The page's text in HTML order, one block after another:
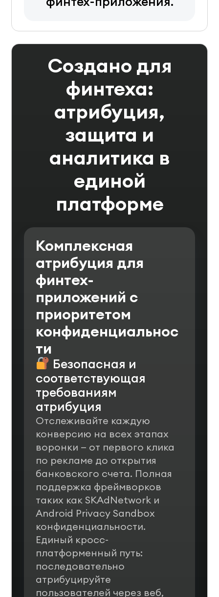
Создано для
финтеха:
атрибуция,
защита и
аналитика в
единой
платформе
Комплексная
атрибуция для
финтех-
приложений с
приоритетом
конфиденциальнос
ти
Безопасная и
соответствующая
требованиям
атрибуция
Отслеживайте каждую
конверсию на всех этапах
воронки — от первого клика
по рекламе до открытия
банковского счета. Полная
поддержка фреймворков
таких как SKAdNetwork и
Android Privacy Sandbox
конфиденциальности.
Единый кросс-
платформенный путь:
последовательно
атрибуцируйте
пользователей через веб,